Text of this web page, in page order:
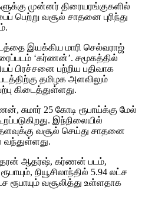
முன்னர் திரையரங்குகளில்
பெற்று வசூல் சாதனை புரிந்து
இயக்கிய மாரி செல்வராஜ்
‘கர்ணன்’. சமூகத்தில்
பிரச்சனை பற்றிய பதிவாக
தமிழக அளவிலும்
கிடைத்துள்ளது.
சுமார் 25 கோடி ரூபாய்க்கு மேல்
இந்நிலையில்
வசூல் செய்து சாதனை
தரன் ஆதர்ஷ், கர்ணன் படம்,
நியூசிலாந்தில் 5.94 லட்ச
ரூபாயும் வசூலித்து உள்ளதாக